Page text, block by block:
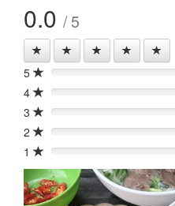
0.0 / 5
5 0%
4
0%
3
0%
2
0%
1
0%